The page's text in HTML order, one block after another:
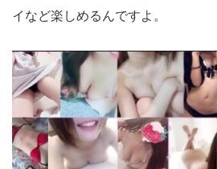
イなど楽しめるんですよ。